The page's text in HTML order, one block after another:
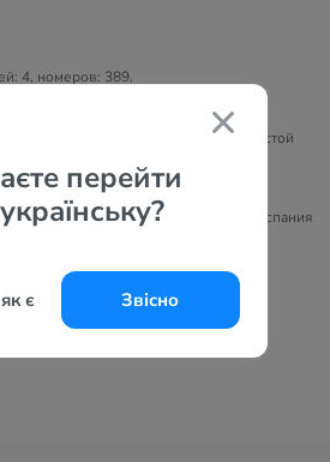
перейти
є Звісно
4, номеров: 389.
Wi-Fi, бесплатный сейф, пустой
, 35100 Маспаломас, Гран-Канария, Испания
hotels.com